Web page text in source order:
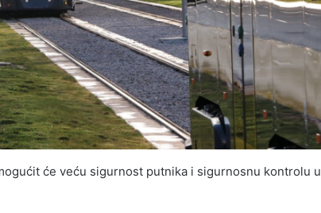
će veću sigurnost putnika i sigurnosnu kontrolu u